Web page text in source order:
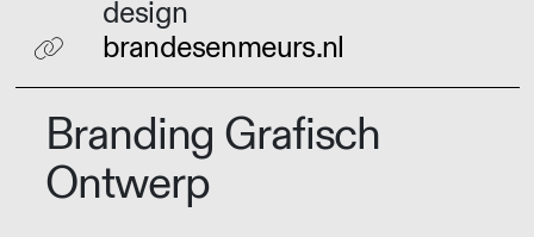
design
brandesenmeurs.nl
Branding Grafisch
Ontwerp